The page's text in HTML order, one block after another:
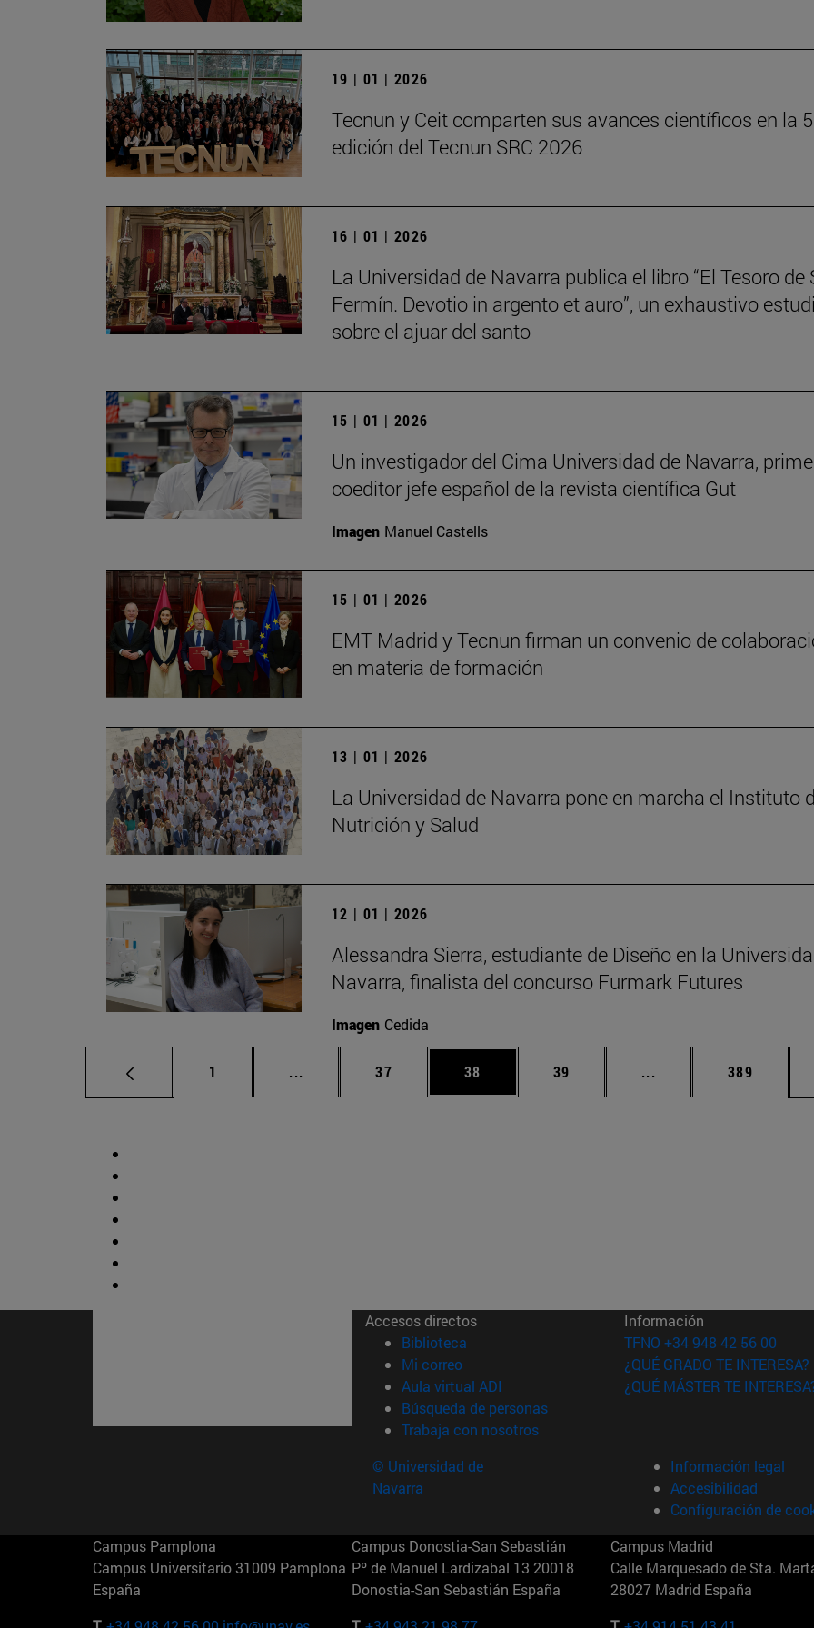
19 | 01 | 2026
Tecnun y Ceit comparten sus avances científicos en la
edición del Tecnun SRC 2026
16 | 01 | 2026
La Universidad de Navarra publica el libro “El Tesoro de
Fermín. Devotio in argento et auro”, un exhaustivo
sobre el ajuar del santo
15 | 01 | 2026
Un investigador del Cima Universidad de Navarra,
coeditor jefe español de la revista científica Gut
Imagen Manuel Castells
15 | 01 | 2026
EMT Madrid y Tecnun firman un convenio de
en materia de formación
13 | 01 | 2026
La Universidad de Navarra pone en marcha el Instituto
Nutrición y Salud
12 | 01 | 2026
Alessandra Sierra, estudiante de Diseño en la
Navarra, finalista del concurso Furmark Futures
Imagen Cedida
Página
1 ... Páginas intermedias Use TAB para desplazarse.
Página
37 Página
38 Página
39 ... Páginas intermedias
Página
389
Accesos directos
Biblioteca (abre en nueva ventana)
Mi correo(abre en nueva ventana)
Aula virtual ADI (abre en nueva ventana)
Búsqueda de personas(abre en nueva ventana)
Trabaja con nosotros(abre en nueva ventana)
Información
TFNO +34 948 42 56 00
¿QUÉ GRADO TE INTERESA?
¿QUÉ MÁSTER TE
© Universidad de
Navarra
Información legal
Accesibilidad
Configuración de
Campus Pamplona
Campus Universitario 31009 Pamplona
España
Campus Donostia-San Sebastián
Pº de Manuel Lardizabal 13 20018
Donostia-San Sebastián España
Campus Madrid
Calle Marquesado de Sta.
28027 Madrid España